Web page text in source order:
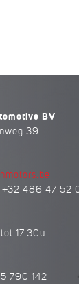
BV
39
+32 486 47 52
17.30u
790 142